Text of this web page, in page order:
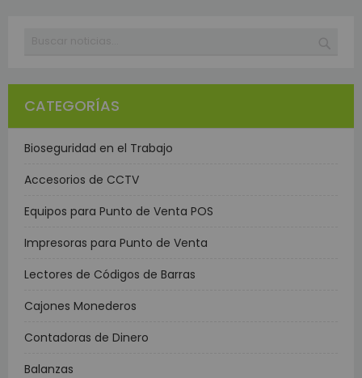
CATEGORÍAS
Bioseguridad en el Trabajo
Accesorios de CCTV
Equipos para Punto de Venta POS
Impresoras para Punto de Venta
Lectores de Códigos de Barras
Cajones Monederos
Contadoras de Dinero
Balanzas